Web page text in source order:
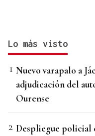
Lo más visto
Nuevo varapalo a
adjudicación del
Ourense
Despliegue policial